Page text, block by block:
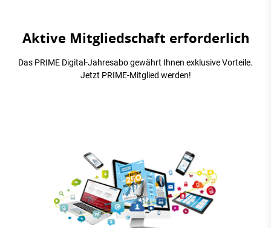
Aktive Mitgliedschaft erforderlich
Das PRIME Digital-Jahresabo gewährt Ihnen exklusive Vorteile.
Jetzt PRIME-Mitglied werden!